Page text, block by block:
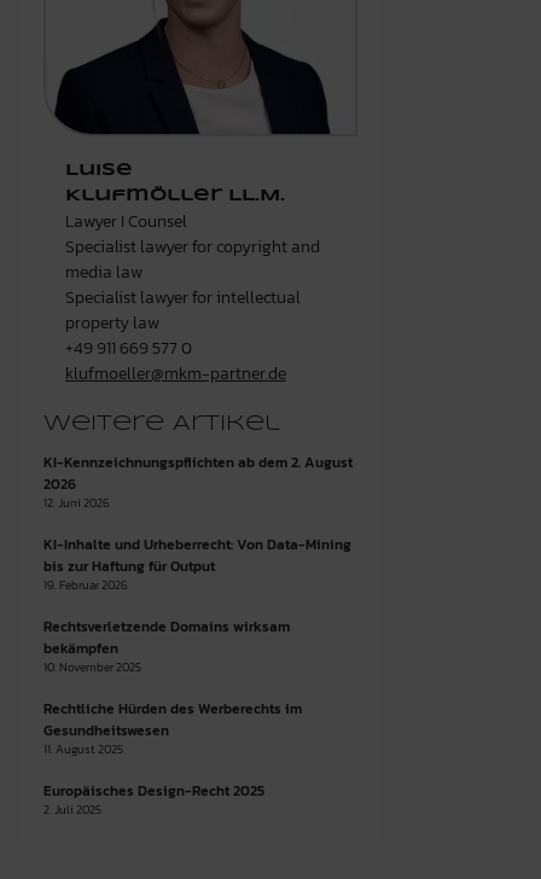
Luise
Klufmöller LL.M.
Lawyer I Counsel
Specialist lawyer for copyright and
media law
Specialist lawyer for intellectual
property law
+49 911 669 577 0
klufmoeller@mkm-partner.de
Weitere Artikel
KI-Kennzeichnungspflichten ab dem 2. August
2026
12. Juni 2026
KI-Inhalte und Urheberrecht: Von Data-Mining
bis zur Haftung für Output
19. Februar 2026
Rechtsverletzende Domains wirksam
bekämpfen
10. November 2025
Rechtliche Hürden des Werberechts im
Gesundheitswesen
11. August 2025
Europäisches Design-Recht 2025
2. Juli 2025